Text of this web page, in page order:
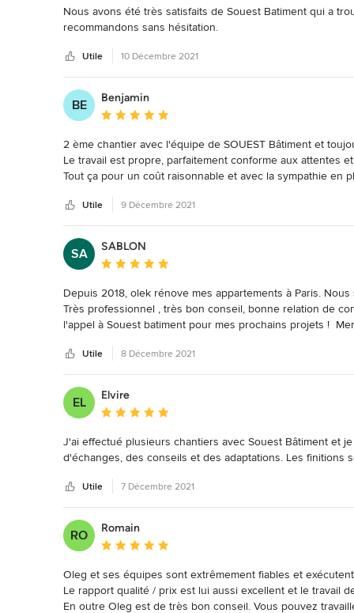
Nous avons été très satisfaits de Souest Batiment qui a
recommandons sans hésitation.
Utile 10 Décembre 2021
BE
Benjamin
Note moyenne : 5 étoiles sur 5
2 ème chantier avec l'équipe de SOUEST Bâtiment et
Le travail est propre, parfaitement conforme aux attentes
Tout ça pour un coût raisonnable et avec la sympathie en
Utile 9 Décembre 2021
SA
SABLON
Note moyenne : 5 étoiles sur 5
Depuis 2018, olek rénove mes appartements à Paris.
Très professionnel , très bon conseil, bonne relation de
l'appel à Souest batiment pour mes prochains projets !
Utile 8 Décembre 2021
EL
Elvire
Note moyenne : 5 étoiles sur 5
J'ai effectué plusieurs chantiers avec Souest Bâtiment et
d'échanges, des conseils et des adaptations. Les finitions
Utile 7 Décembre 2021
RO
Romain
Note moyenne : 5 étoiles sur 5
Oleg et ses équipes sont extrêmement fiables et
Le rapport qualité / prix est lui aussi excellent et le travail
En outre Oleg est de très bon conseil. Vous pouvez